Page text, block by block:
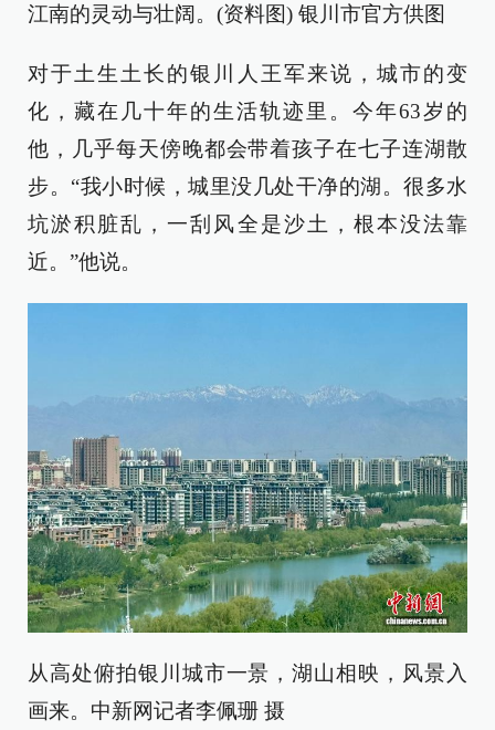
江南的灵动与壮阔。(资料图) 银川市官方供图
对于土生土长的银川人王军来说，城市的变
化，藏在几十年的生活轨迹里。今年63岁的
他，几乎每天傍晚都会带着孩子在七子连湖散
步。“我小时候，城里没几处干净的湖。很多水
坑淤积脏乱，一刮风全是沙土，根本没法靠
近。”他说。
从高处俯拍银川城市一景，湖山相映，风景入
画来。中新网记者李佩珊 摄